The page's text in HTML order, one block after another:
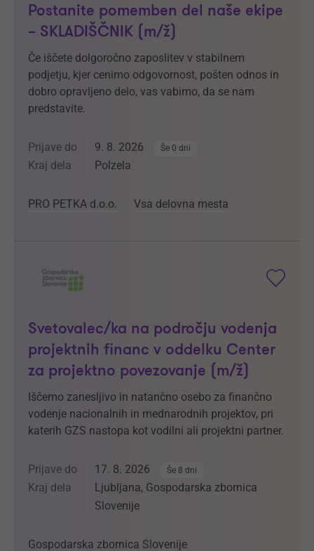
Postanite pomemben del naše ekipe
– SKLADIŠČNIK (m/ž)
Če iščete dolgoročno zaposlitev v stabilnem
podjetju, kjer cenimo odgovornost, pošten odnos in
dobro opravljeno delo, vas vabimo, da se nam
predstavite.
Prijave do 9. 8. 2026 Še 0 dni
Kraj dela Polzela
PRO PETKA d.o.o. Vsa delovna mesta
Svetovalec/ka na področju vodenja
projektnih financ v oddelku Center
za projektno povezovanje (m/ž)
Iščemo zanesljivo in natančno osebo za finančno
vodenje nacionalnih in mednarodnih projektov, pri
katerih GZS nastopa kot vodilni ali projektni partner.
Prijave do 17. 8. 2026 Še 8 dni
Kraj dela
Ljubljana, Gospodarska zbornica
Slovenije
Gospodarska zbornica Slovenije